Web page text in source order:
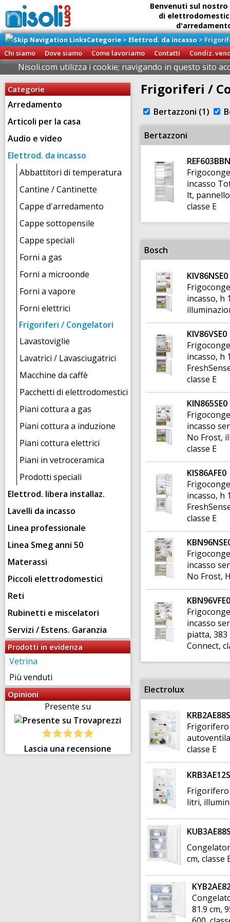
Benvenuti sul
di
Ritiro diretto della
presso
Categorie > Elettrod. da incasso >
Chi siamo
Dove siamo Come lavoriamo Contatti Condiz.
Nisoli.com utilizza i cookie; navigando in questo sito
Categorie
Arredamento
Articoli per la casa
Audio e video
Elettrod. da incasso
Abbattitori di temperatura
Cantine / Cantinette
Cappe d'arredamento
Cappe sottopensile
Cappe speciali
Forni a gas
Forni a microonde
Forni a vapore
Forni elettrici
Frigoriferi / Congelatori
Lavastoviglie
Lavatrici / Lavasciugatrici
Macchine da caffè
Pacchetti di elettrodomestici
Piani cottura a gas
Piani cottura a induzione
Piani cottura elettrici
Piani in vetroceramica
Prodotti speciali
Elettrod. libera installaz.
Lavelli da incasso
Linea professionale
Linea Smeg anni 50
Materassi
Piccoli elettrodomestici
Reti
Rubinetti e miscelatori
Servizi / Estens. Garanzia
Prodotti in evidenza
Vetrina
Più venduti
Opinioni
Presente su
Lascia una recensione
Frigoriferi /
Bertazzoni (1)
Bertazzoni
incasso
lt,
classe E
Bosch
KIV86NSE0
incasso, h
KIV86VSE0
incasso, h
classe E
KIN865SE0
incasso
No Frost,
classe E
KIS86AFE0
incasso, h
classe E
incasso
No Frost,
KBN96VFE0
incasso
piatta,
Connect,
Electrolux
Frigorifero
classe E
Frigorifero
litri,
cm, classe
81.9 cm,